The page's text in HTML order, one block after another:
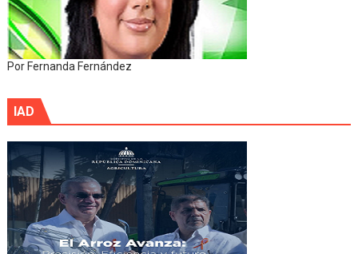
Por Fernanda Fernández
IAD